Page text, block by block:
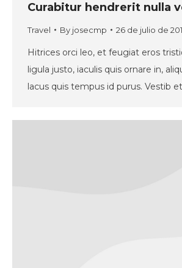
Curabitur hendrerit nulla
Travel By josecmp 26 de julio de
Hitrices orci leo, et feugiat eros
ligula justo, iaculis quis ornare in,
lacus quis tempus id purus. Vestib